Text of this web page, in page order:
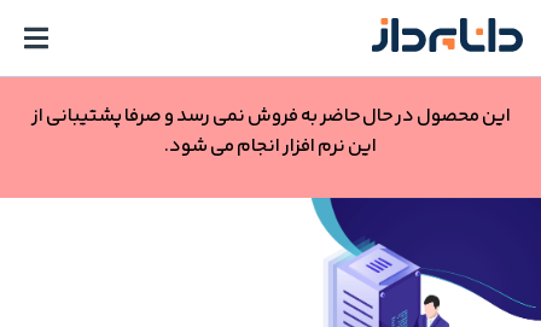
این محصول در حال حاضر به فروش نمی رسد و صرفا پشتیبانی از
این نرم افزار انجام می شود.